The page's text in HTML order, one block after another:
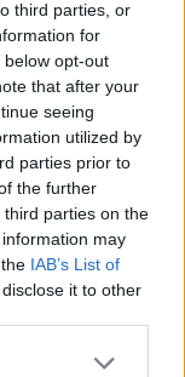
third parties, or
for
opt-out
that after your
seeing
utilized by
parties prior to
the further
parties on the
may
IAB’s List of
it to other